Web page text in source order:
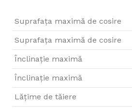
Suprafața maximă de cosire
Suprafața maximă de cosire
Înclinaţie maximă
Înclinaţie maximă
Lățime de tăiere